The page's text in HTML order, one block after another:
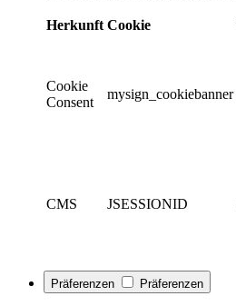
Herkunft Cookie
Cookie
Consent
mysign_cookiebanner
CMS JSESSIONID
Präferenzen Präferenzen